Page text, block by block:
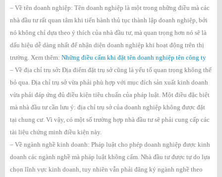
– Về tên doanh nghiệp: Tên doanh nghiệp là một trong những điều mà các
nhà đầu tư rất quan tâm khi tiến hành thủ tục thành lập doanh nghiệp, bởi
nó không chỉ dựa theo ý thích của nhà đầu tư, mà quan trọng hơn nó sẽ là
dấu hiệu dễ dàng nhất để nhận diện doanh nghiệp khi hoạt động trên thị
trường. Xem thêm: Những điều cấm khi đặt tên doanh nghiệp tên công ty
– Về địa chỉ trụ sở: Địa điểm đặt trụ sở cũng là yếu tố quan trọng không thể
bỏ qua. Địa chỉ trụ sở vừa phải phù hợp với mục đích sản xuất kinh doanh
vừa phải đáp ứng đủ điều kiện tiêu chuẩn của pháp luật. Một điều đặc biệt
mà nhà đầu tư cần lưu ý: địa chỉ trụ sở của doanh nghiệp không được đặt
tại chung cư. Vì vậy, có một số trường hợp nhà đầu tư sẽ phải cung cấp các
tài liệu chứng minh điều kiện này.
– Về ngành nghề kinh doanh: Pháp luật cho phép doanh nghiệp được kinh
doanh các ngành nghề mà pháp luật không cấm. Nhà đầu tư được tự do lựa
chọn lĩnh vực kinh doanh, tuy nhiên vẫn phải đăng ký ngành nghề theo